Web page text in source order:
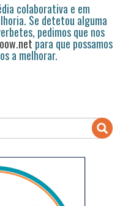
colaborativa e em
Se detetou alguma
pedimos que nos
para que possamos
a melhorar.